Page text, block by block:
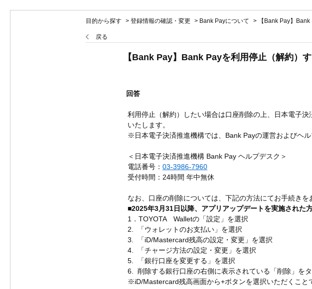
目的から探す > 登録情報の確認・変更 > Bank Payについて > 【Bank Pay】
戻る
【Bank Pay】Bank Payを利用停止（解約）
回答
利用停止（解約）したい場合は口座削除の上、日本電子
いたします。
※日本電子決済推進機構では、Bank Payの運営およびヘル
＜日本電子決済推進機構 Bank Pay ヘルプデスク＞
電話番号： 03-3986-7960
受付時間：24時間 年中無休
なお、口座の削除については、下記の方法にてお手続きを
■2025年3月31日以降、アプリアップデートを実施された
1．TOYOTA Walletの「設定」を選択
2. 「ウォレットのお支払い」を選択
3. 「iD/Mastercard残高の設定・変更」を選択
4. 「チャージ方法の設定・変更」を選択
5. 「銀行口座を変更する」を選択
6. 削除する銀行口座の右側に表示されている「削除」を
※iD/Mastercard残高画面から+ボタンを選択いただくこと